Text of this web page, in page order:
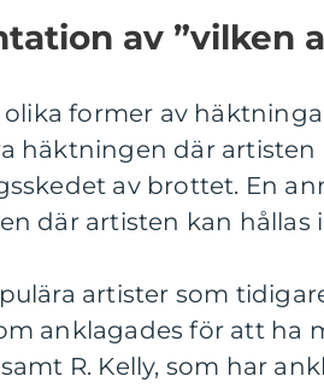
av ”vilken
former av
häktningen där artisten
av brottet. En
där artisten kan hållas
artister som
anklagades för att ha
R. Kelly, som har